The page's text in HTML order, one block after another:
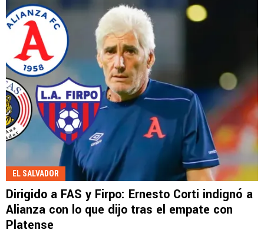
EL SALVADOR
Dirigido a FAS y Firpo: Ernesto Corti indignó a
Alianza con lo que dijo tras el empate con
Platense